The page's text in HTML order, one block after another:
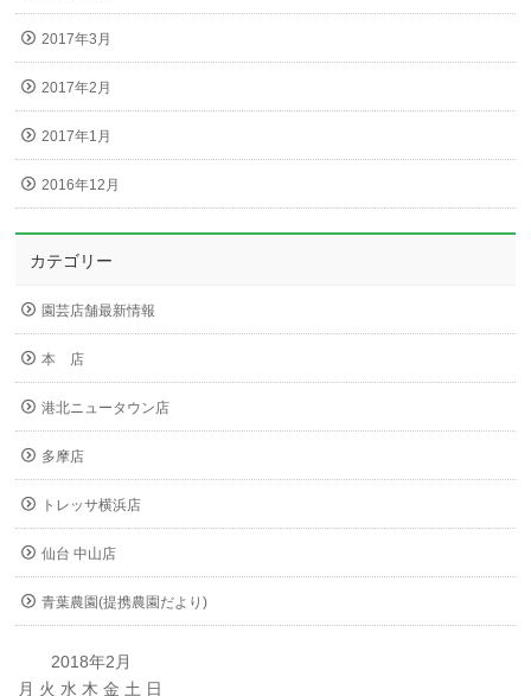
2017年3月
2017年2月
2017年1月
2016年12月
カテゴリー
園芸店舗最新情報
本 店
港北ニュータウン店
多摩店
トレッサ横浜店
仙台 中山店
青葉農園(提携農園だより)
2018年2月
月 火 水 木 金 土 日